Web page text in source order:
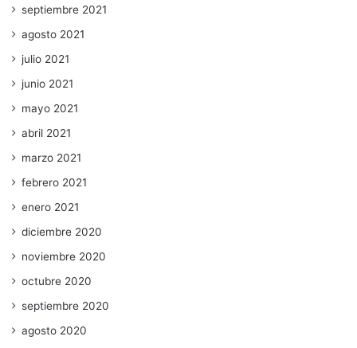
septiembre 2021
agosto 2021
julio 2021
junio 2021
mayo 2021
abril 2021
marzo 2021
febrero 2021
enero 2021
diciembre 2020
noviembre 2020
octubre 2020
septiembre 2020
agosto 2020